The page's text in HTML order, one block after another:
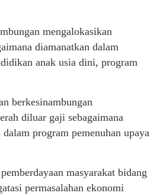
mengalokasikan
diamanatkan dalam
anak usia dini, program
berkesinambungan
diluar gaji sebagaimana
program pemenuhan upaya
masyarakat bidang
permasalahan ekonomi